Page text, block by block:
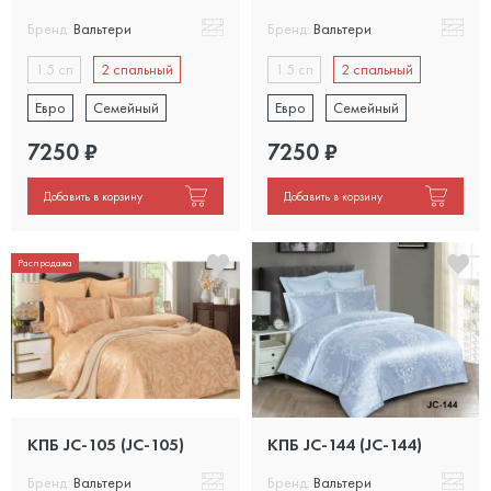
Бренд: Вальтери
1.5 сп
2 спальный
Евро
Семейный
7250₽
Добавить в корзину
Бренд: Вальтери
1.5 сп
2 спальный
Евро
Семейный
7250₽
Добавить в корзину
Распродажа
КПБ JC-105 (JC-105)
Бренд: Вальтери
КПБ JC-144 (JC-144)
Бренд: Вальтери